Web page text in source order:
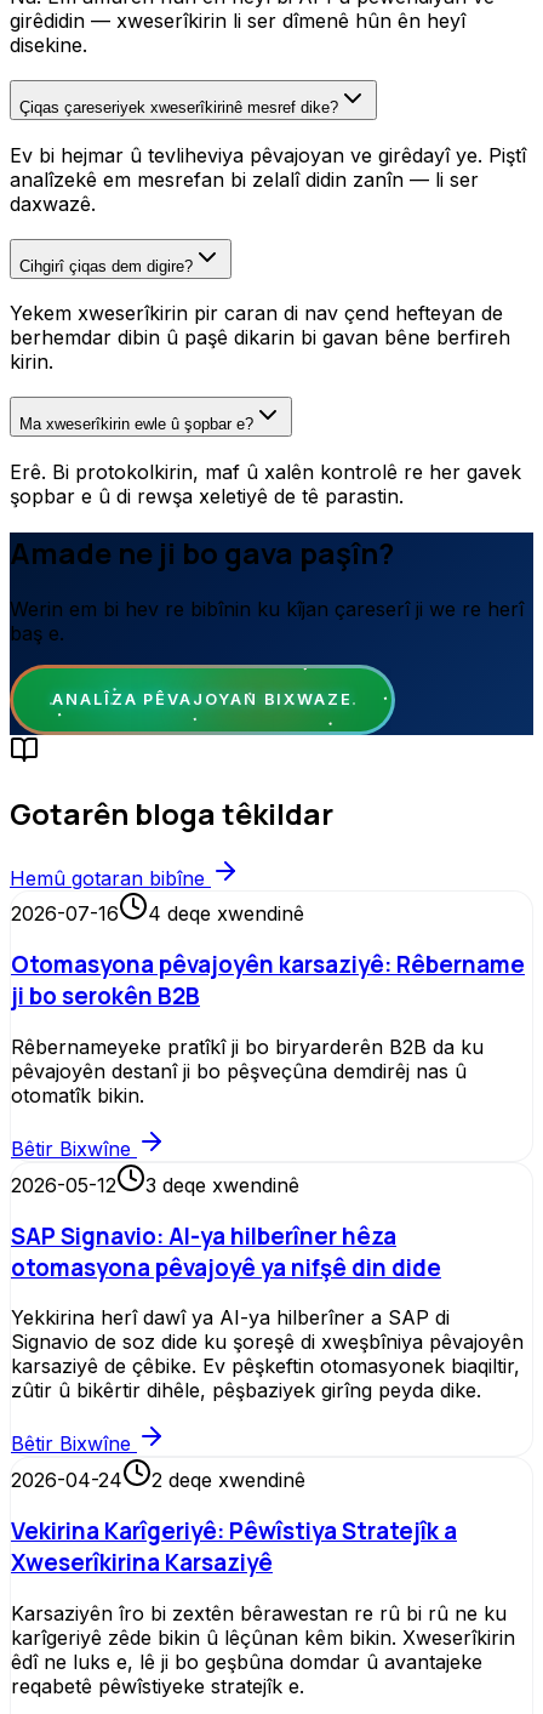
girêdidin — xweserîkirin li ser dîmenê hûn ên heyî
disekine.
Çiqas çareseriyek xweserîkirinê mesref dike?
Ev bi hejmar û tevliheviya pêvajoyan ve girêdayî ye. Piştî
analîzekê em mesrefan bi zelalî didin zanîn — li ser
daxwazê.
Cihgirî çiqas dem digire?
Yekem xweserîkirin pir caran di nav çend hefteyan de
berhemdar dibin û paşê dikarin bi gavan bêne berfireh
kirin.
Ma xweserîkirin ewle û şopbar e?
Erê. Bi protokolkirin, maf û xalên kontrolê re her gavek
şopbar e û di rewşa xeletiyê de tê parastin.
Amade ne ji bo gava paşîn?
Werin em bi hev re bibînin ku kîjan çareserî ji we re herî
baş e.
ANALÎZA PÊVAJOYAN BIXWAZE
Gotarên bloga têkildar
Hemû gotaran bibîne
2026-07-16
4 deqe xwendinê
Otomasyona pêvajoyên karsaziyê: Rêbername
ji bo serokên B2B
Rêbernameyeke pratîkî ji bo biryarderên B2B da ku
pêvajoyên destanî ji bo pêşveçûna demdirêj nas û
otomatîk bikin.
Bêtir Bixwîne
2026-05-12
3 deqe xwendinê
SAP Signavio: AI-ya hilberîner hêza
otomasyona pêvajoyê ya nifşê din dide
Yekkirina herî dawî ya AI-ya hilberîner a SAP di
Signavio de soz dide ku şoreşê di xweşbîniya pêvajoyên
karsaziyê de çêbike. Ev pêşkeftin otomasyonek biaqiltir,
zûtir û bikêrtir dihêle, pêşbaziyek girîng peyda dike.
Bêtir Bixwîne
2026-04-24
2 deqe xwendinê
Vekirina Karîgeriyê: Pêwîstiya Stratejîk a
Xweserîkirina Karsaziyê
Karsaziyên îro bi zextên bêrawestan re rû bi rû ne ku
karîgeriyê zêde bikin û lêçûnan kêm bikin. Xweserîkirin
êdî ne luks e, lê ji bo geşbûna domdar û avantajeke
reqabetê pêwîstiyeke stratejîk e.